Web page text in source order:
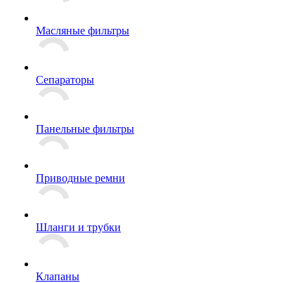
Масляные фильтры
Сепараторы
Панельные фильтры
Приводные ремни
Шланги и трубки
Клапаны